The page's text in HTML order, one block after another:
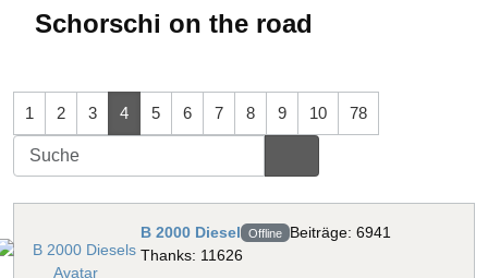
Schorschi on the road
1 2 3 4 5 6 7 8 9 10 78
B 2000 Diesel Offline Beiträge: 6941
Thanks: 11626